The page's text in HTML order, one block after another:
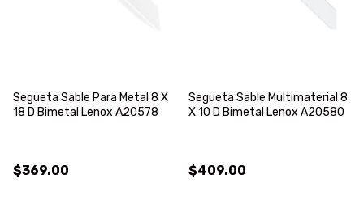
Segueta Sable Para Metal 8 X
18 D Bimetal Lenox A20578
$369.00
Segueta Sable Multimaterial 8
X 10 D Bimetal Lenox A20580
$409.00